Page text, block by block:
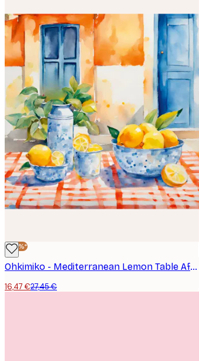
-40%*
Ohkimiko - Mediterranean Lemon Table Affiche
16,47 €27,45 €